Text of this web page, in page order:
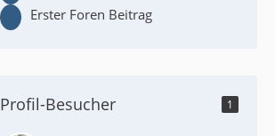
Erster Foren Beitrag
Profil-Besucher 1